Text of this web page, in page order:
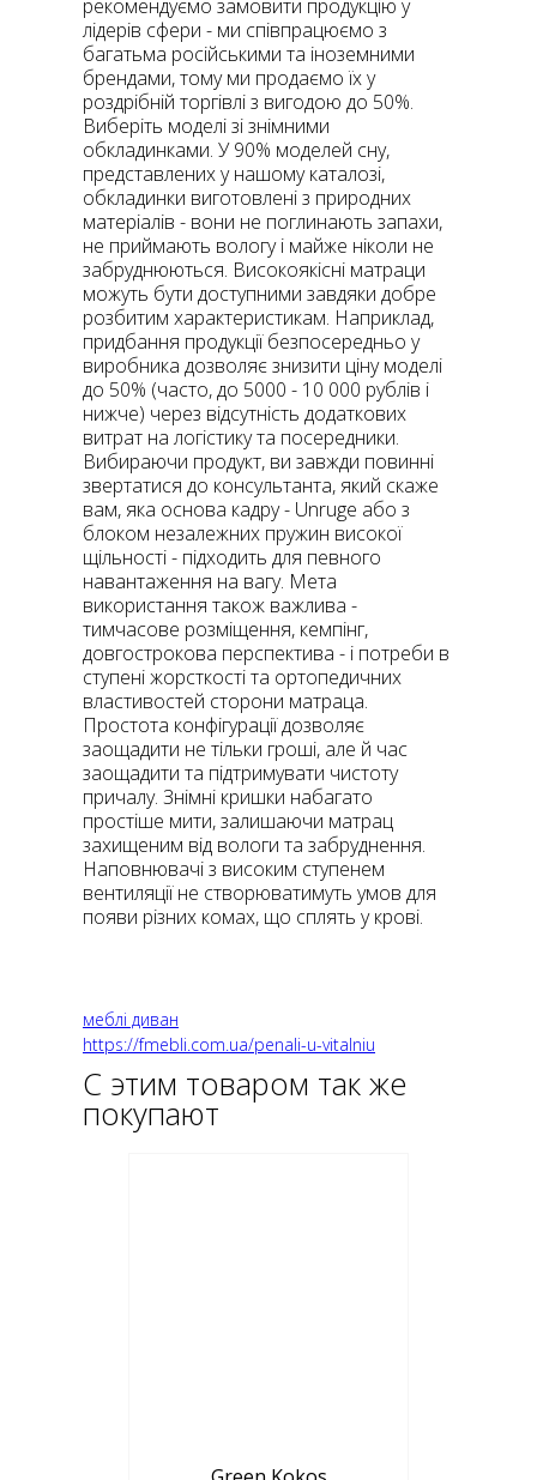
рекомендуємо замовити продукцію у
лідерів сфери - ми співпрацюємо з
багатьма російськими та іноземними
брендами, тому ми продаємо їх у
роздрібній торгівлі з вигодою до 50%.
Виберіть моделі зі знімними
обкладинками. У 90% моделей сну,
представлених у нашому каталозі,
обкладинки виготовлені з природних
матеріалів - вони не поглинають запахи,
не приймають вологу і майже ніколи не
забруднюються. Високоякісні матраци
можуть бути доступними завдяки добре
розбитим характеристикам. Наприклад,
придбання продукції безпосередньо у
виробника дозволяє знизити ціну моделі
до 50% (часто, до 5000 - 10 000 рублів і
нижче) через відсутність додаткових
витрат на логістику та посередники.
Вибираючи продукт, ви завжди повинні
звертатися до консультанта, який скаже
вам, яка основа кадру - Unruge або з
блоком незалежних пружин високої
щільності - підходить для певного
навантаження на вагу. Мета
використання також важлива -
тимчасове розміщення, кемпінг,
довгострокова перспектива - і потреби в
ступені жорсткості та ортопедичних
властивостей сторони матраца.
Простота конфігурації дозволяє
заощадити не тільки гроші, але й час
заощадити та підтримувати чистоту
причалу. Знімні кришки набагато
простіше мити, залишаючи матрац
захищеним від вологи та забруднення.
Наповнювачі з високим ступенем
вентиляції не створюватимуть умов для
появи різних комах, що сплять у крові.
меблі диван
https://fmebli.com.ua/penali-u-vitalniu
С этим товаром так же
покупают